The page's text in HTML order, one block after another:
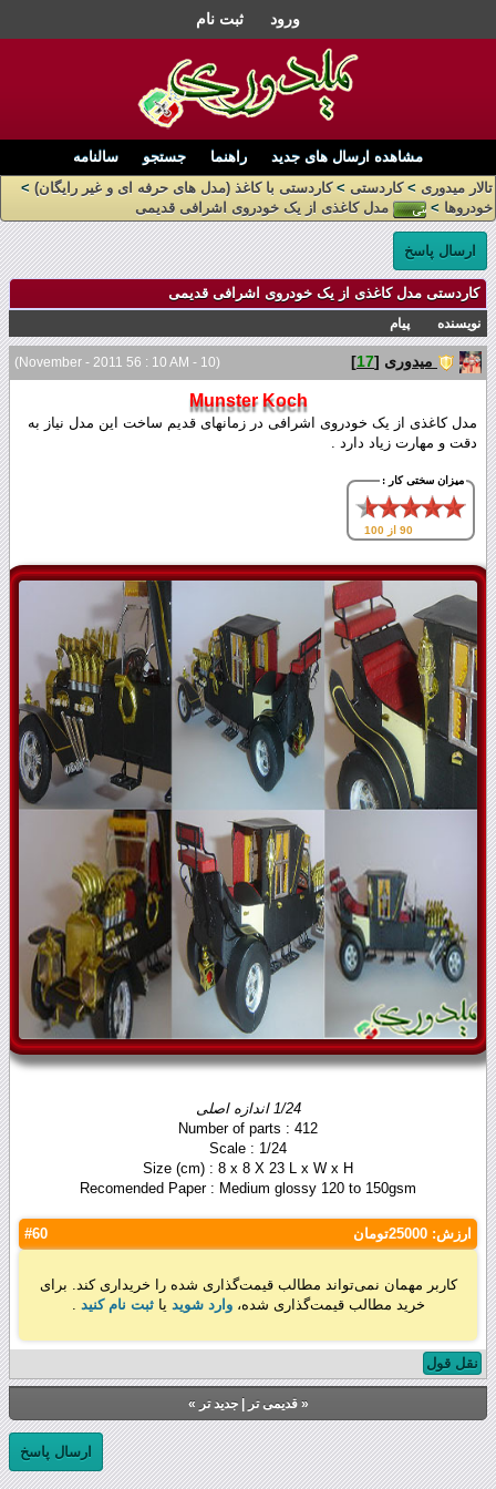
ورود ثبت نام
مشاهده ارسال های جدید راهنما جستجو
سالنامه
تالار میدوری >کاردستی >کاردستی با کاغذ (مدل های حرفه ای و غیر رایگان) >
خودروها > مدل کاغذی از یک خودروی اشرافی قدیمی
ارسال پاسخ
کاردستی مدل کاغذی از یک خودروی اشرافی قدیمی
نویسنده پیام
(10 - November - 2011 56 : 10 AM) میدوری [
17
]
Munster Koch
مدل کاغذی از یک خودروی اشرافی در زمانهای قدیم ساخت این مدل نیاز به
دقت و مهارت زیاد دارد .
میزان سختی کار :
90 از 100
1/24 اندازه اصلی
Number of parts : 412
Scale : 1/24
Size (cm) : 8 x 8 X 23 L x W x H
Recomended Paper : Medium glossy 120 to 150gsm
ارزش: 25000تومان #60
کاربر مهمان نمی‌تواند مطالب قیمت‌گذاری شده را خریداری کند. برای
خرید مطالب قیمت‌گذاری شده،وارد شوید یاثبت نام کنید .
نقل قول
«قدیمی تر |جدید تر »
ارسال پاسخ